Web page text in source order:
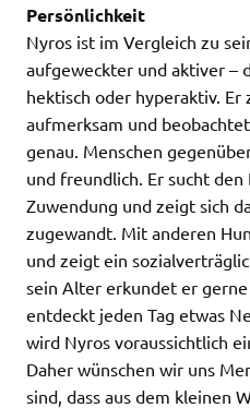
Persönlichkeit
Nyros ist im Vergleich zu
aufgeweckter und aktiver –
hektisch oder hyperaktiv. Er
aufmerksam und
genau. Menschen
und freundlich. Er sucht
Zuwendung und zeigt sich
zugewandt. Mit anderen
und zeigt ein
sein Alter erkundet er
entdeckt jeden Tag etwas
wird Nyros voraussichtlich
Daher wünschen wir uns
sind, dass aus dem kleinen